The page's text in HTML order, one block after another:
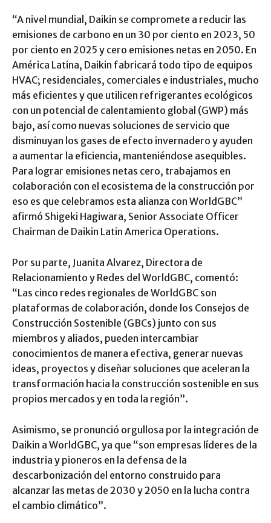
“A nivel mundial, Daikin se compromete a reducir las
emisiones de carbono en un 30 por ciento en 2023, 50
por ciento en 2025 y cero emisiones netas en 2050. En
América Latina, Daikin fabricará todo tipo de equipos
HVAC; residenciales, comerciales e industriales, mucho
más eficientes y que utilicen refrigerantes ecológicos
con un potencial de calentamiento global (GWP) más
bajo, así como nuevas soluciones de servicio que
disminuyan los gases de efecto invernadero y ayuden
a aumentar la eficiencia, manteniéndose asequibles.
Para lograr emisiones netas cero, trabajamos en
colaboración con el ecosistema de la construcción por
eso es que celebramos esta alianza con WorldGBC”
afirmó Shigeki Hagiwara, Senior Associate Officer
Chairman de Daikin Latin America Operations.
Por su parte, Juanita Alvarez, Directora de
Relacionamiento y Redes del WorldGBC, comentó:
“Las cinco redes regionales de WorldGBC son
plataformas de colaboración, donde los Consejos de
Construcción Sostenible (GBCs) junto con sus
miembros y aliados, pueden intercambiar
conocimientos de manera efectiva, generar nuevas
ideas, proyectos y diseñar soluciones que aceleran la
transformación hacia la construcción sostenible en sus
propios mercados y en toda la región”.
Asimismo, se pronunció orgullosa por la integración de
Daikin a WorldGBC, ya que “son empresas líderes de la
industria y pioneros en la defensa de la
descarbonización del entorno construido para
alcanzar las metas de 2030 y 2050 en la lucha contra
el cambio climático”.